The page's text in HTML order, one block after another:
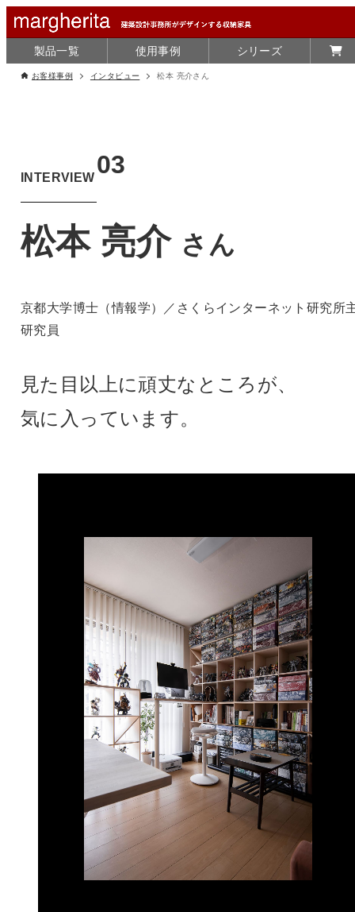
製品一覧 使用事例 シリーズ
お客様事例 インタビュー 松本 亮介さん
INTERVIEW 03
松本 亮介 さん
京都大学博士（情報学）／さくらインターネット研究所
研究員
見た目以上に頑丈なところが、
気に入っています。